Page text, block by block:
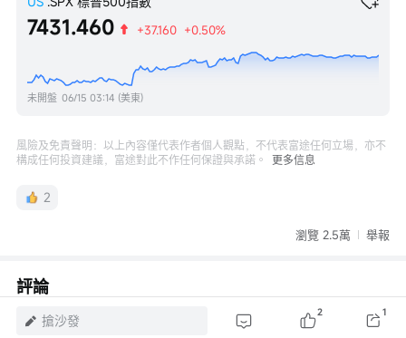
7431.460 +37.160 +0.50%
未開盤 06/15 03:14 (美東)
風險及免責聲明：以上內容僅代表作者個人觀點，不代表富途任何立場，亦不
構成任何投資建議，富途對此不作任何保證與承諾。
更多信息
2
瀏覽 2.5萬 舉報
評論
登錄發表評論
搶沙發 2 1